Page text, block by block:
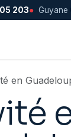
203● Guyane
en